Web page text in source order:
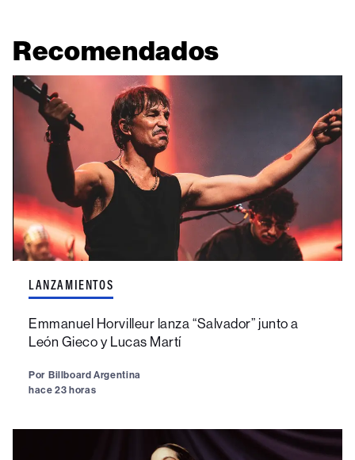
Recomendados
LANZAMIENTOS
Emmanuel Horvilleur lanza “Salvador” junto a
León Gieco y Lucas Martí
Por Billboard Argentina
hace 23 horas